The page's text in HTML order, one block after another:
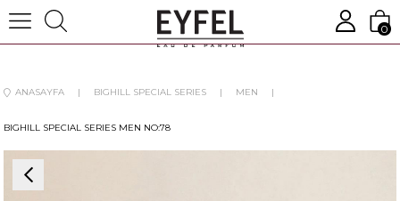
0
ANASAYFA BIGHILL SPECIAL SERIES MEN
BIGHILL SPECIAL SERIES MEN NO:78